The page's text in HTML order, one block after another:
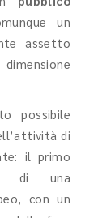
un
assetto
possibile
di
il primo
di una
con un